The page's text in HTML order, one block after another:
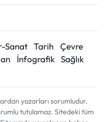
Sanat Tarih
Çevre
İnfografik Sağlık
yazarları sorumludur.
tutulamaz. Sitedeki tüm